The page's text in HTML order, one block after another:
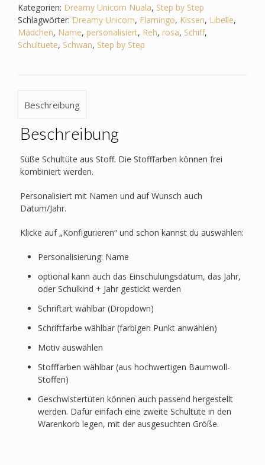
Schwan_Libelle_Flamingo_Reh
etc.
Menge
Kategorien: Dreamy Unicorn Nuala, Step by Step
Schlagwörter: Dreamy Unicorn, Flamingo, Kissen, Libelle,
Mädchen, Name, personalisiert, Reh, rosa, Schiff,
Schultuete, Schwan, Step by Step
Beschreibung
Beschreibung
Süße Schultüte aus Stoff. Die Stofffarben können frei
kombiniert werden.
Personalisiert mit Namen und auf Wunsch auch
Datum/Jahr.
Klicke auf „Konfigurieren“ und schon kannst du auswählen:
Personalisierung: Name
optional kann auch das Einschulungsdatum, das Jahr,
oder Schulkind + Jahr gestickt werden
Schriftart wählbar (Dropdown)
Schriftfarbe wählbar (farbigen Punkt anwählen)
Motiv auswählen
Stofffarben wählbar (aus hochwertigen Baumwoll-
Stoffen)
Geschwistertüten können auch passend hergestellt
werden. Dafür einfach eine zweite Schultüte in den
Warenkorb legen, mit der ausgesuchten Größe.